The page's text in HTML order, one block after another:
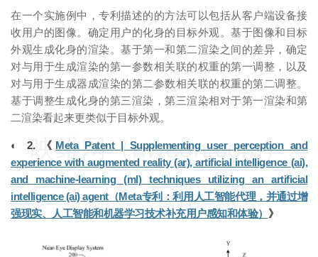
在一个实施例中，专利描述的的方法可以包括从客户端设备接
收用户的图像。确定用户的化身的目标外观。基于图像和目标
外观生成化身的渲染。基于第一和第二渲染之间的差异，确定
对与用于生成渲染的第一参数相关联的权重的第一调整，以及
对与用于生成器成渲染的第二参数相关联的权重的第二调整。
基于调整生成化身的第三渲染，第三渲染相对于第一渲染和第
二渲染看起来更类似于目标外观。
◐ 2. 《 Meta Patent | Supplementing user perception and
experience with augmented reality (ar), artificial intelligence (ai),
and machine-learning (ml) techniques utilizing an artificial
intelligence (ai) agent（Meta专利：利用人工智能代理，并通过增
强现实、人工智能和机器学习技术补充用户感知和体验） 》
映维网（nweon.com）